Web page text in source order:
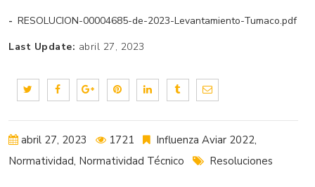
RESOLUCION-00004685-de-2023-Levantamiento-Tumaco.pdf
Last Update: abril 27, 2023
abril 27, 2023 1721 Influenza Aviar 2022,
Normatividad, Normatividad Técnico Resoluciones